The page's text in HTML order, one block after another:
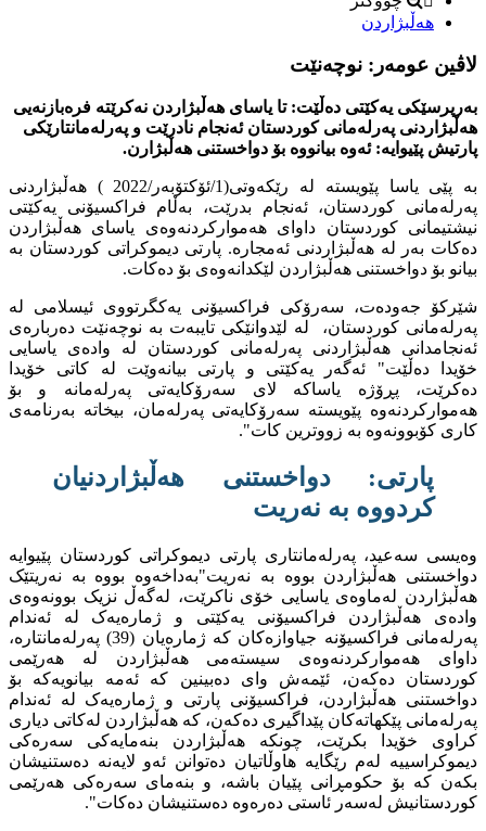
هەڵبژاردن
لاڤین عومەر: نوچەنێت
بەرپرسێکی یەکێتی دەڵێت: تا یاسای هەڵبژاردن نەکرێتە فرەبازنەیی
هەڵبژاردنی پەرلەمانی کوردستان ئەنجام نادرێت و پەرلەمانتارێکی
پارتیش پێیوایە: ئەوە بیانووە بۆ دواخستنی هەڵبژارن.
بە پێی یاسا پێویستە لە رێکەوتی(1/ئۆکتۆبەر/2022 ) هەڵبژاردنی
پەرلەمانی کوردستان، ئەنجام بدرێت، بەڵام فراکسیۆنی یەکێتی
نیشتیمانی کوردستان داوای هەموارکردنەوەی یاسای هەڵبژاردن
دەکات بەر لە هەڵبژاردنی ئەمجارە. پارتی دیموکراتی کوردستان بە
بیانو بۆ دواخستنی هەڵبژاردن لێکدانەوەی بۆ دەکات.
شێرکۆ جەودەت، سەرۆکی فراکسیۆنی یەکگرتووی ئیسلامی لە
پەرلەمانی کوردستان، لە لێدوانێکی تایبەت بە نوچەنێت دەربارەی
ئەنجامدانی هەڵبژاردنی پەرلەمانی کوردستان لە وادەی یاسایی
خۆیدا دەڵێت" ئەگەر یەکێتی و پارتی بیانەوێت لە کاتی خۆیدا
دەکرێت، پڕۆژە یاساکە لای سەرۆکایەتی پەرلەمانە و بۆ
هەموارکردنەوە پێویستە سەرۆکایەتی پەرلەمان، بیخاتە بەرنامەی
کاری کۆبوونەوە بە زووترین کات".
پارتی: دواخستنی هەڵبژاردنیان
کردووە بە نەریت
وەیسی سەعید، پەرلەمانتاری پارتی دیموکراتی کوردستان پێیوایە
دواخستنی هەڵبژاردن بووە بە نەریت"بەداخەوە بووە بە نەریتێک
هەڵبژاردن لەماوەی یاسایی خۆی ناکرێت، لەگەڵ نزیک بوونەوەی
وادەی هەڵبژاردن فراکسیۆنی یەکێتی و ژمارەیەک لە ئەندام
پەرلەمانی فراکسیۆنە جیاوازەکان کە ژمارەیان (39) پەرلەمانتارە،
داوای هەموارکردنەوەی سیستەمی هەڵبژاردن لە هەرێمی
کوردستان دەکەن، ئێمەش وای دەبینین کە ئەمە بیانویەکە بۆ
دواخستنی هەڵبژاردن، فراکسیۆنی پارتی و ژمارەیەک لە ئەندام
پەرلەمانی پێکهاتەکان پێداگیری دەکەن، کە هەڵبژاردن لەکاتی دیاری
کراوی خۆیدا بکرێت، چونکە هەڵبژاردن بنەمایەکی سەرەکی
دیموکراسییە لەم رێگایە هاوڵاتیان دەتوانن ئەو لایەنە دەستنیشان
بکەن کە بۆ حکومڕانی پێیان باشە، و بنەمای سەرەکی هەرێمی
کوردستانیش لەسەر ئاستی دەرەوە دەستنیشان دەکات".